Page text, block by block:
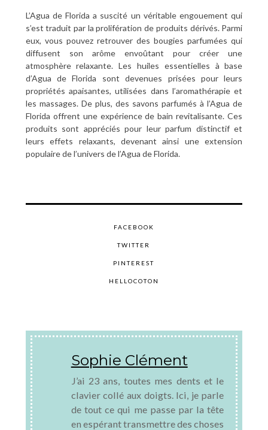
L’Agua de Florida a suscité un véritable engouement qui
s’est traduit par la prolifération de produits dérivés. Parmi
eux, vous pouvez retrouver des bougies parfumées qui
diffusent son arôme envoûtant pour créer une
atmosphère relaxante. Les huiles essentielles à base
d’Agua de Florida sont devenues prisées pour leurs
propriétés apaisantes, utilisées dans l’aromathérapie et
les massages. De plus, des savons parfumés à l’Agua de
Florida offrent une expérience de bain revitalisante. Ces
produits sont appréciés pour leur parfum distinctif et
leurs effets relaxants, devenant ainsi une extension
populaire de l’univers de l’Agua de Florida.
FACEBOOK
TWITTER
PINTEREST
HELLOCOTON
Sophie Clément
J’ai 23 ans, toutes mes dents et le
clavier collé aux doigts. Ici, je parle
de tout ce qui me passe par la tête
en espérant transmettre des choses